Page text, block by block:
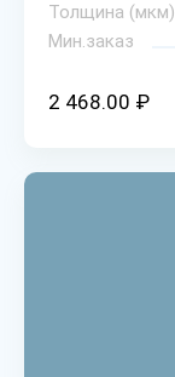
Толщина (мкм)
Мин.заказ
2 468.00 ₽